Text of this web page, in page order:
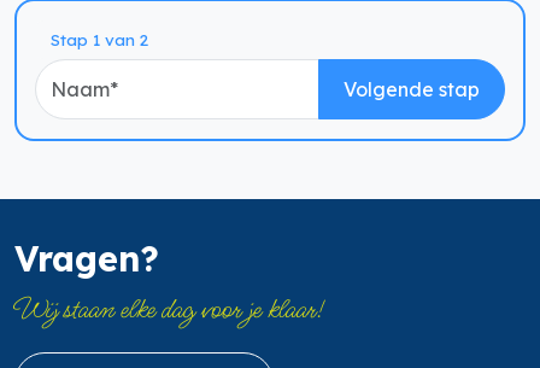
Stap 1 van 2
Naam
Volgende stap
Vragen?
Wij staan elke dag voor je klaar!